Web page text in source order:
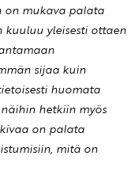
on mukava palata
kuuluu yleisesti ottaen
sijaa kuin
huomata
hetkiin myös
on palata
mitä on